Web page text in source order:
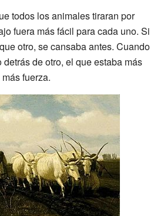
todos los animales tiraran por
fuera más fácil para cada uno. Si
otro, se cansaba antes. Cuando
de otro, el que estaba más
fuerza.